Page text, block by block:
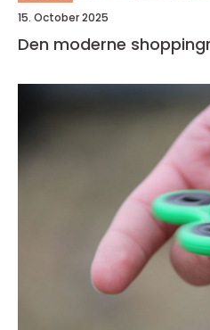
15. October 2025
Den moderne